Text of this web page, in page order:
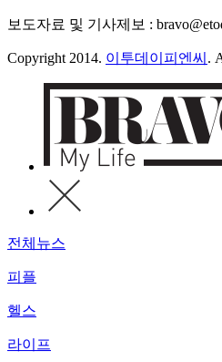
보도자료 및 기사제보 :
Copyright 2014. 이투데이피엔씨 .
전체뉴스
피플
헬스
라이프